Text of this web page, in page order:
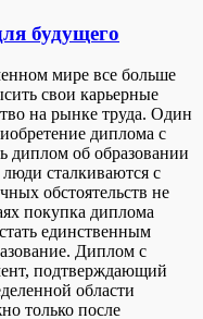
будущего
мирe все больше
свои карьерные
на рынке труда. Один
диплома с
диплом об образовании
сталкиваются с
обстоятельств не
покупка диплома
единственным
Диплом с
подтверждающий
области
только после